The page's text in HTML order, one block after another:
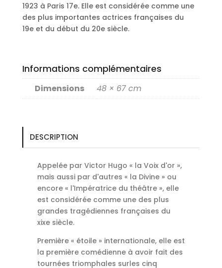
1923 à Paris 17e.Elle est considérée comme une
des plus importantes actrices françaises du
19eet du début du 20esiècle.
Informations complémentaires
Dimensions 48 × 67 cm
DESCRIPTION
Appelée par Victor Hugo « la Voix d'or »,
mais aussi par d'autres « la Divine » ou
encore « l'Impératrice du théâtre », elle
est considérée comme une des plus
grandes tragédiennes françaises du
xixe siècle.
Première « étoile » internationale, elle est
la première comédienne à avoir fait des
tournées triomphales surles cinq